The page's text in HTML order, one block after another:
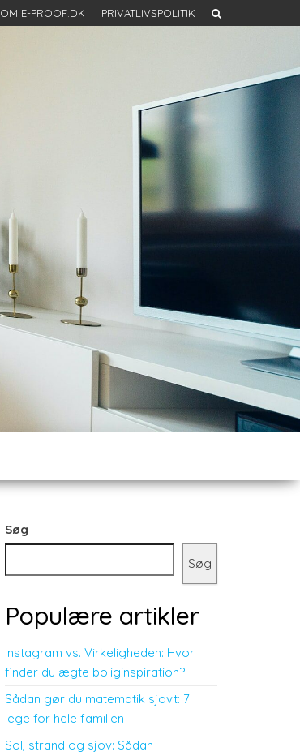
OM E-PROOF.DK PRIVATLIVSPOLITIK
Søg
Søg
Populære artikler
Instagram vs. Virkeligheden: Hvor
finder du ægte boliginspiration?
Sådan gør du matematik sjovt: 7
lege for hele familien
Sol, strand og sjov: Sådan